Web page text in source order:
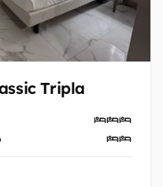
Tripla